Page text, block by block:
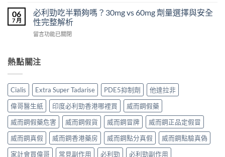
效
果
怎
麼
作
嗎？〉
中
裡
買？
齡
不
福
的
終
點〉
中
泊
西
汀
Dapoxetine）
用
析：
常
見
反
應、
發
生
率〉
中
利
士
（Cialis
犀
他
非）
起
效
與
藥
效
持
續
完
06
7 月
必利勁吃半顆夠嗎？30mg vs 60mg 劑量選擇與安全
性完整解析
在
勁
吃
顆
夠
嗎？
30mg
vs
60mg
劑
量
選
留言功能已關閉
熱點關注
Cialis Extra Super Tadarise PDE5抑制劑
他達拉非
偉哥醫生紙
印度必利勁香港哪裡買
威而鋼假藥
威而鋼假藥危害
威而鋼假貨 威而鋼冒牌
威而鋼正品定假冒
威而鋼真假
威而鋼香港藥房 威而鋼點分真假
威而鋼點驗真偽
家計會買偉哥
常見副作用 必利勁
必利勁副作用